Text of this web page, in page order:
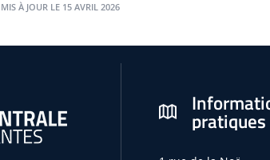
MIS À JOUR LE 15 AVRIL 2026
pratiques